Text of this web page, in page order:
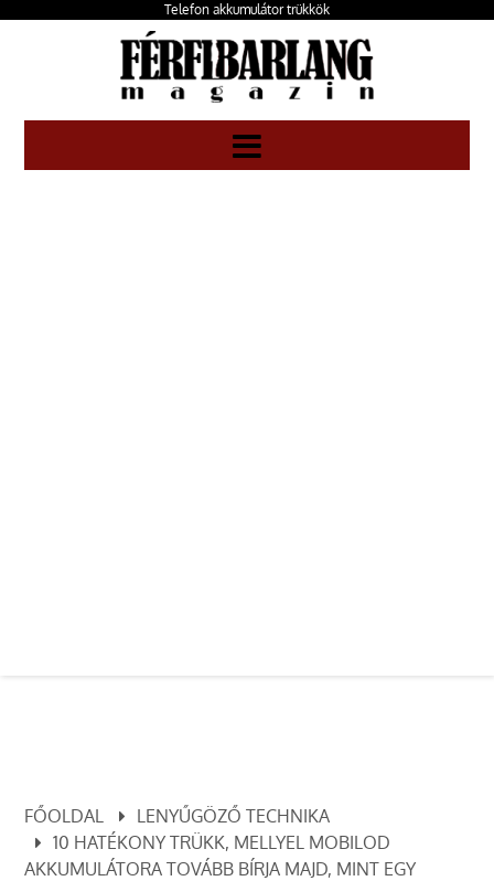
Telefon akkumulátor trükkök
FŐOLDAL
LENYŰGÖZŐ TECHNIKA
10 HATÉKONY TRÜKK, MELLYEL MOBILOD
AKKUMULÁTORA TOVÁBB BÍRJA MAJD, MINT EGY